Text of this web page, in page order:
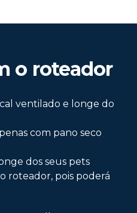
o roteador
ventilado e longe do
com pano seco
dos seus pets
roteador, pois poderá